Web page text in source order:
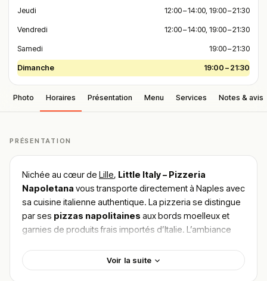
Jeudi 12:00 – 14:00, 19:00 – 21:30
Vendredi 12:00 – 14:00, 19:00 – 21:30
Samedi 19:00 – 21:30
Dimanche 19:00 – 21:30
Photo Horaires Présentation Menu Services Notes & avis
PRÉSENTATION
Nichée au cœur de Lille, Little Italy – Pizzeria
Napoletana vous transporte directement à Naples avec
sa cuisine italienne authentique. La pizzeria se distingue
par ses pizzas napolitaines aux bords moelleux et
garnies de produits frais importés d’Italie. L’ambiance
spécialités telles que laMargherita classique
Quattro Formaggi.
Voir la suite